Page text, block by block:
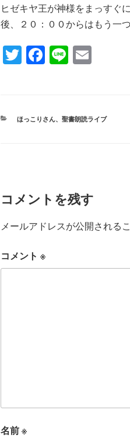
ヒゼキヤ王が神様をまっすぐ
後、２０：００からはもう一
T
r
Fa
ok
Li
カ
ほっこりさん、 聖書朗読ライブ
コメントを残す
メールアドレスが公開される
コメント ※
名前※